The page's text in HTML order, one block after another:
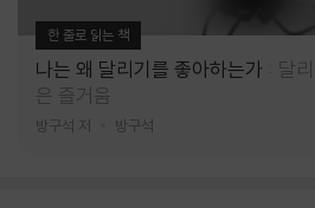
한 줄로 읽는 책
나는 왜 달리기를 좋아하는가
달
은 즐거움
방구석 저 방구석